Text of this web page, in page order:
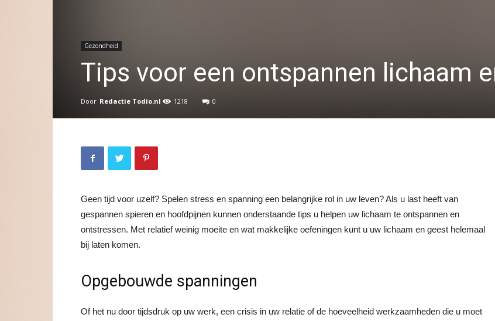
Gezondheid
Tips voor een ontspannen lichaam
Door Redactie Todio.nl 1218 0
Geen tijd voor uzelf? Spelen stress en spanning een belangrijke rol in uw leven? Als u last heeft van
gespannen spieren en hoofdpijnen kunnen onderstaande tips u helpen uw lichaam te ontspannen en
ontstressen. Met relatief weinig moeite en wat makkelijke oefeningen kunt u uw lichaam en geest helemaal
bij laten komen.
Opgebouwde spanningen
Of het nu door tijdsdruk op uw werk, een crisis in uw relatie of de hoeveelheid werkzaamheden die u moet